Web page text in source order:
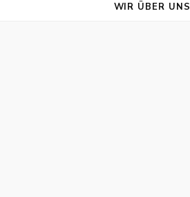
WIR ÜBER UNS